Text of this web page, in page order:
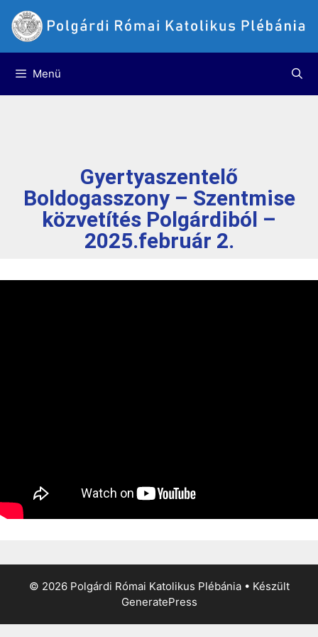
Menü
Gyertyaszentelő
Boldogasszony – Szentmise
közvetítés Polgárdiból –
2025.február 2.
© 2026 Polgárdi Római Katolikus Plébánia• Készült
GeneratePress